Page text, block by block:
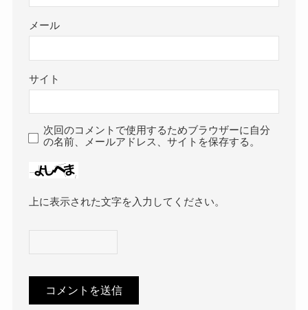
メール
サイト
次回のコメントで使用するためブラウザーに自分
の名前、メールアドレス、サイトを保存する。
上に表示された文字を入力してください。